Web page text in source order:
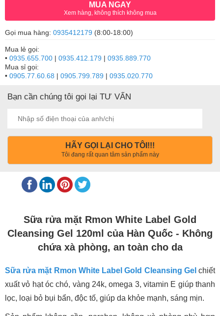
MUA NGAY
Xem hàng, không thích không mua
Gọi mua hàng: 0935412179 (8:00-18:00)
Mua lẻ gọi:
• 0935.655.700 | 0935.412.179 | 0935.889.770
Mua sỉ gọi:
• 0905.77.60.68 | 0905.799.789 | 0935.020.770
Bạn cần chúng tôi gọi lại TƯ VẤN
HÃY GỌI LẠI CHO TÔI!!!
Tôi đang rất quan tâm sản phẩm này
Sữa rửa mặt Rmon White Label Gold
Cleansing Gel 120ml của Hàn Quốc - Không
chứa xà phòng, an toàn cho da
Sữa rửa mặt Rmon White Label Gold Cleansing Gel chiết
xuất vỏ hạt óc chó, vàng 24k, omega 3, vitamin E giúp thanh
lọc, loại bỏ bụi bẩn, độc tố, giúp da khỏe mạnh, sáng mịn.